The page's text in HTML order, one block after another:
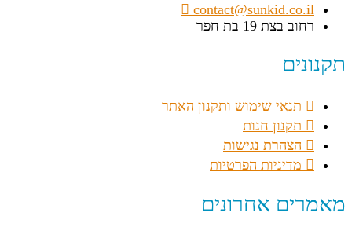
contact@sunkid.co.il
רחוב בצת 19 בת חפר
תקנונים
תנאי שימוש ותקנון האתר
תקנון חנות
הצהרת נגישות
מדיניות הפרטיות
מאמרים אחרונים